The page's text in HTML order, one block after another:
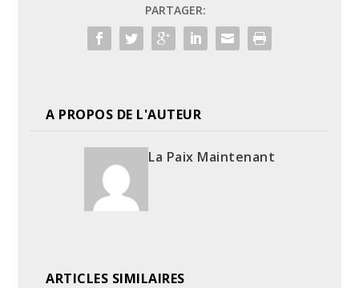
PARTAGER:
A PROPOS DE L'AUTEUR
La Paix Maintenant
ARTICLES SIMILAIRES